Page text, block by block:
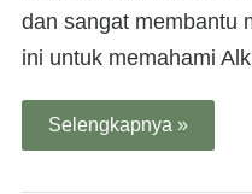
dan sangat membantu
ini untuk memahami
Selengkapnya »